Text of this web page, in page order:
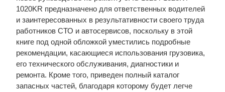
1020KR предназначено для ответственных водителей
и заинтересованных в результативности своего труда
работников СТО и автосервисов, поскольку в этой
книге под одной обложкой уместились подробные
рекомендации, касающиеся использования грузовика,
его технического обслуживания, диагностики и
ремонта. Кроме того, приведен полный каталог
запасных частей, благодаря которому будет легче